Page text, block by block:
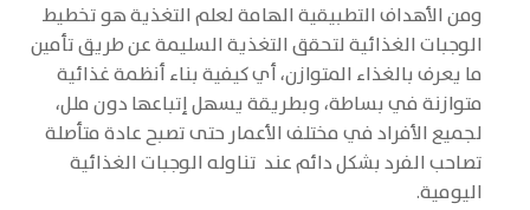
ومن الأهداف التطبيقية الهامة لعلم التغذية هو تخطيط
الوجبات الغذائية لتحقق التغذية السليمة عن طريق تأمين
ما يعرف بالغذاء المتوازن، أي كيفية بناء أنظمة غذائية
متوازنة في بساطة، وبطريقة يسهل إتباعها دون ملل،
لجميع الأفراد في مختلف الأعمار حتى تصبح عادة متأصلة
تصاحب الفرد بشكل دائم عند تناوله الوجبات الغذائية
اليومية.